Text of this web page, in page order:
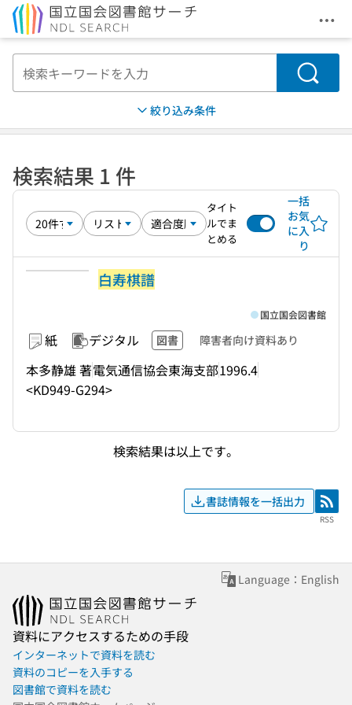
メ
検索
絞り込み条件
検索結果 1 件
タイト
ルでま
とめる
一括
お気
に入
り
白寿棋譜
紙 デジタル 図書 障害者向け資料あり
本多静雄 著電気通信協会東海支部1996.4
<KD949-G294>
国立国会図書館
検索結果は以上です。
書誌情報を一括出力 RSS
RSS
Language：English
資料にアクセスするための手段
インターネットで資料を読む
資料のコピーを入手する
図書館で資料を読む